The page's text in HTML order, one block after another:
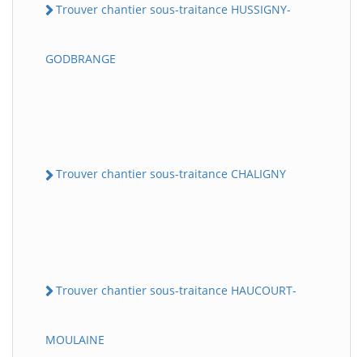
Trouver chantier sous-traitance HUSSIGNY-
GODBRANGE
Trouver chantier sous-traitance CHALIGNY
Trouver chantier sous-traitance HAUCOURT-
MOULAINE